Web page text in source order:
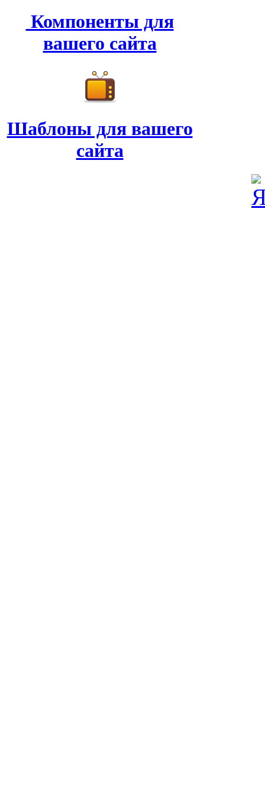
Компоненты для
вашего сайта
Шаблоны для вашего
сайта